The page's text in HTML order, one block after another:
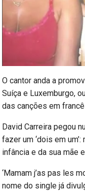
O cantor anda a
Suíça e Luxemburgo,
das canções em
David Carreira pegou
fazer um ‘dois em
infância e da sua mãe
‘Mamam j’as pas les
nome do single já